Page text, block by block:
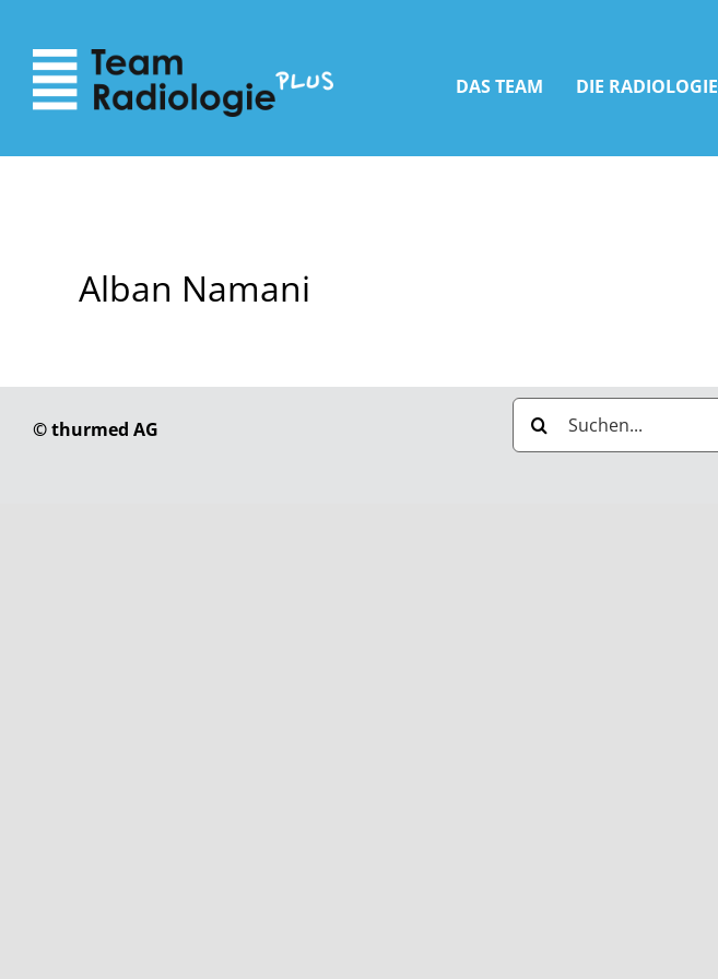
Inhalt
Navigation
DAS TEAM DIE RADIOLOGIE
Alban Namani
© thurmed AG
Suche
nach: